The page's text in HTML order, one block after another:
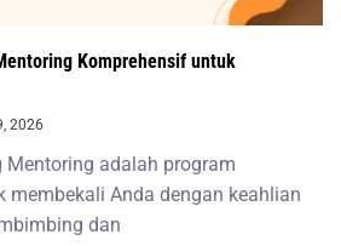
Komprehensif untuk
2026
Mentoring adalah program
membekali Anda dengan keahlian
dan